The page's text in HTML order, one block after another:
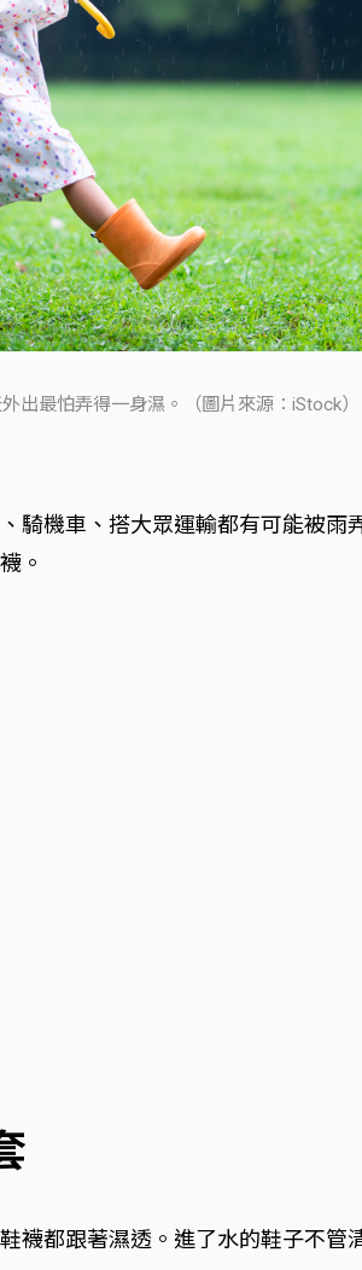
出最怕弄得一身濕。（圖片來源：iStock）
騎機車、搭大眾運輸都有可能被
。
襪都跟著濕透。進了水的鞋子不管